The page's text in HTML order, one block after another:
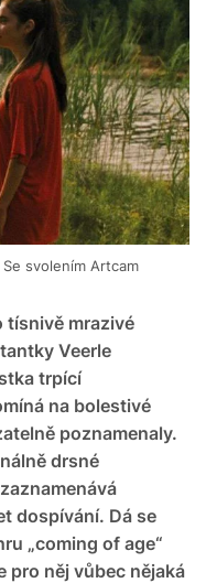
tísnivě mrazivé
Veerle
trpící
na bolestivé
poznamenaly.
drsné
dospívání. Dá se
„coming of age“
pro něj vůbec nějaká
Se svolením Artcam